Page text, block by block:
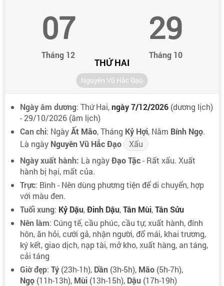
07
Tháng 12
29
Tháng 10
THỨ HAI
Nguyên Vũ Hắc Đạo
Ngày âm dương: Thứ Hai,ngày 7/12/2026 (dương lịch)
- 29/10/2026 (âm lịch)
Can chi: NgàyẤt Mão, Tháng Kỷ Hợi, Năm Bính Ngọ.
Là ngày Nguyên Vũ Hắc Đạo
Xấu
Ngày xuất hành: Là ngàyĐạo Tặc- Rất xấu. Xuất
hành bị hại, mất của.
Trực: Bình - Nên dùng phương tiện để di chuyển, hợp
với màu đen.
Tuổi xung: Kỷ Dậu,Đinh Dậu,Tân Mùi,Tân Sửu
Nên làm: Cúng tế, cầu phúc, cầu tự, xuất hành, đính
hôn, ăn hỏi, cưới gả, nhận người, đổ mái, khai trương,
ký kết, giao dịch, nạp tài, mở kho, xuất hàng, an táng,
cải táng
Giờ đẹp: Tý (23h-1h), Dần (3h-5h), Mão (5h-7h),
Ngọ (11h-13h), Mùi (13h-15h), Dậu (17h-19h)